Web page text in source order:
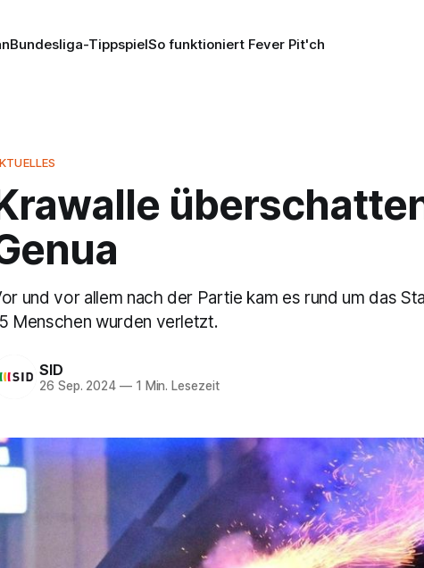
Bundesliga-TippspielSo funktioniert Fever Pit'ch
und vor allem nach der Partie kam es rund um das
Menschen wurden verletzt.
SID
26 Sep. 2024 —1 Min. Lesezeit